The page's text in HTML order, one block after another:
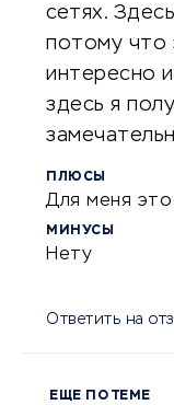
сетях.
потому что
интересно
здесь я
ПЛЮСЫ
Для меня
МИНУСЫ
Нету
Ответить на
ЕЩЕ ПО ТЕМЕ